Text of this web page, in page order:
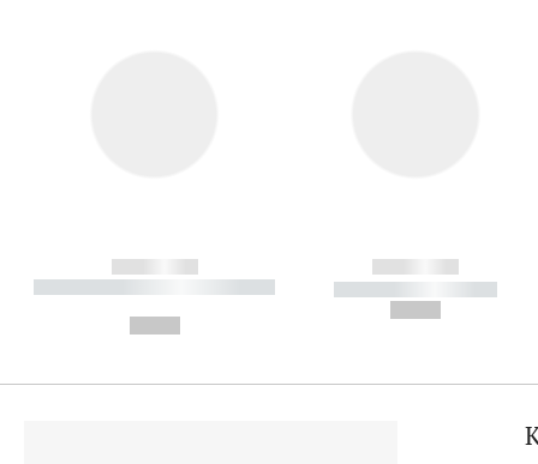
------------
----------- ----------- ----------
------------
----------- -----------